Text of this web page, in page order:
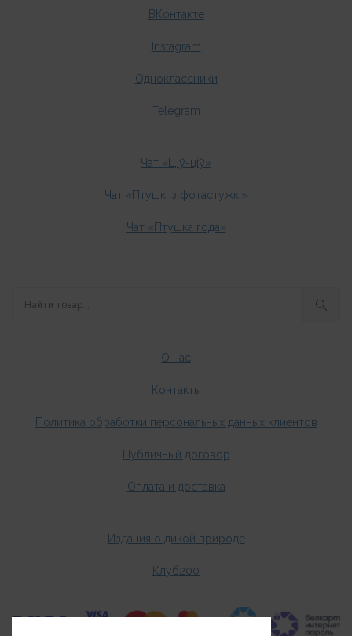
ВКонтакте
Instagram
Одноклассники
Telegram
Чат «Ціў-ціў»
Чат «Птушкі з фотастужкі»
Чат «Птушка года»
О нас
Контакты
Политика обработки персональных данных клиентов
Публичный договор
Оплата и доставка
Издания о дикой природе
Клуб200